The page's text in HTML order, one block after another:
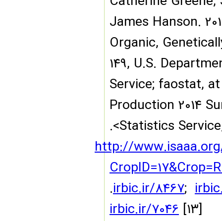
James Hanson.
Organic,
149, U.S.
Service; faostat,
Production 2014
Statistics
>.
http://
irbic.ir/8467 ;
.
irbic.ir/7046